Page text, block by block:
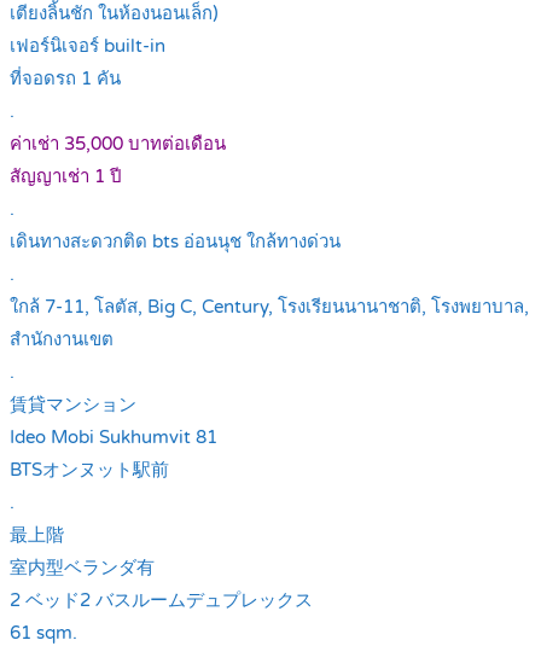
เตียงลิ้นชัก ในห้องนอนเล็ก)
เฟอร์นิเจอร์ built-in
ที่จอดรถ 1 คัน
.
ค่าเช่า 35,000 บาทต่อเดือน
สัญญาเช่า 1 ปี
.
เดินทางสะดวกติด bts อ่อนนุช ใกล้ทางด่วน
.
ใกล้ 7-11, โลตัส, Big C, Century, โรงเรียนนานาชาติ, โรงพยาบาล,
สำนักงานเขต
.
賃貸マンション
Ideo Mobi Sukhumvit 81
BTSオンヌット駅前
.
最上階
室内型ベランダ有
2 ベッド2 バスルームデュプレックス
61 sqm.